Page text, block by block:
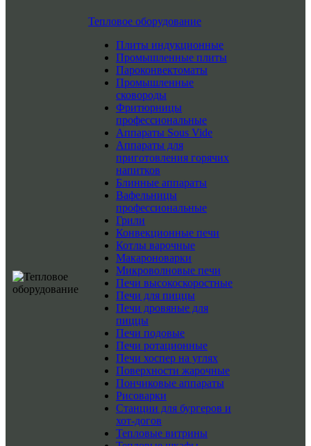
Тепловое оборудование
Плиты индукционные
Промышленные плиты
Пароконвектоматы
Промышленные
сковороды
Фритюрницы
профессиональные
Аппараты Sous Vide
Аппараты для
приготовления горячих
напитков
Блинные аппараты
Вафельницы
профессиональные
Грили
Конвекционные печи
Котлы варочные
Макароноварки
Микроволновые печи
Печи высокоскоростные
Печи для пиццы
Печи дровяные для
пиццы
Печи подовые
Печи ротационные
Печи хоспер на углях
Поверхности жарочные
Пончиковые аппараты
Рисоварки
Станции для бургеров и
хот-догов
Тепловые витрины